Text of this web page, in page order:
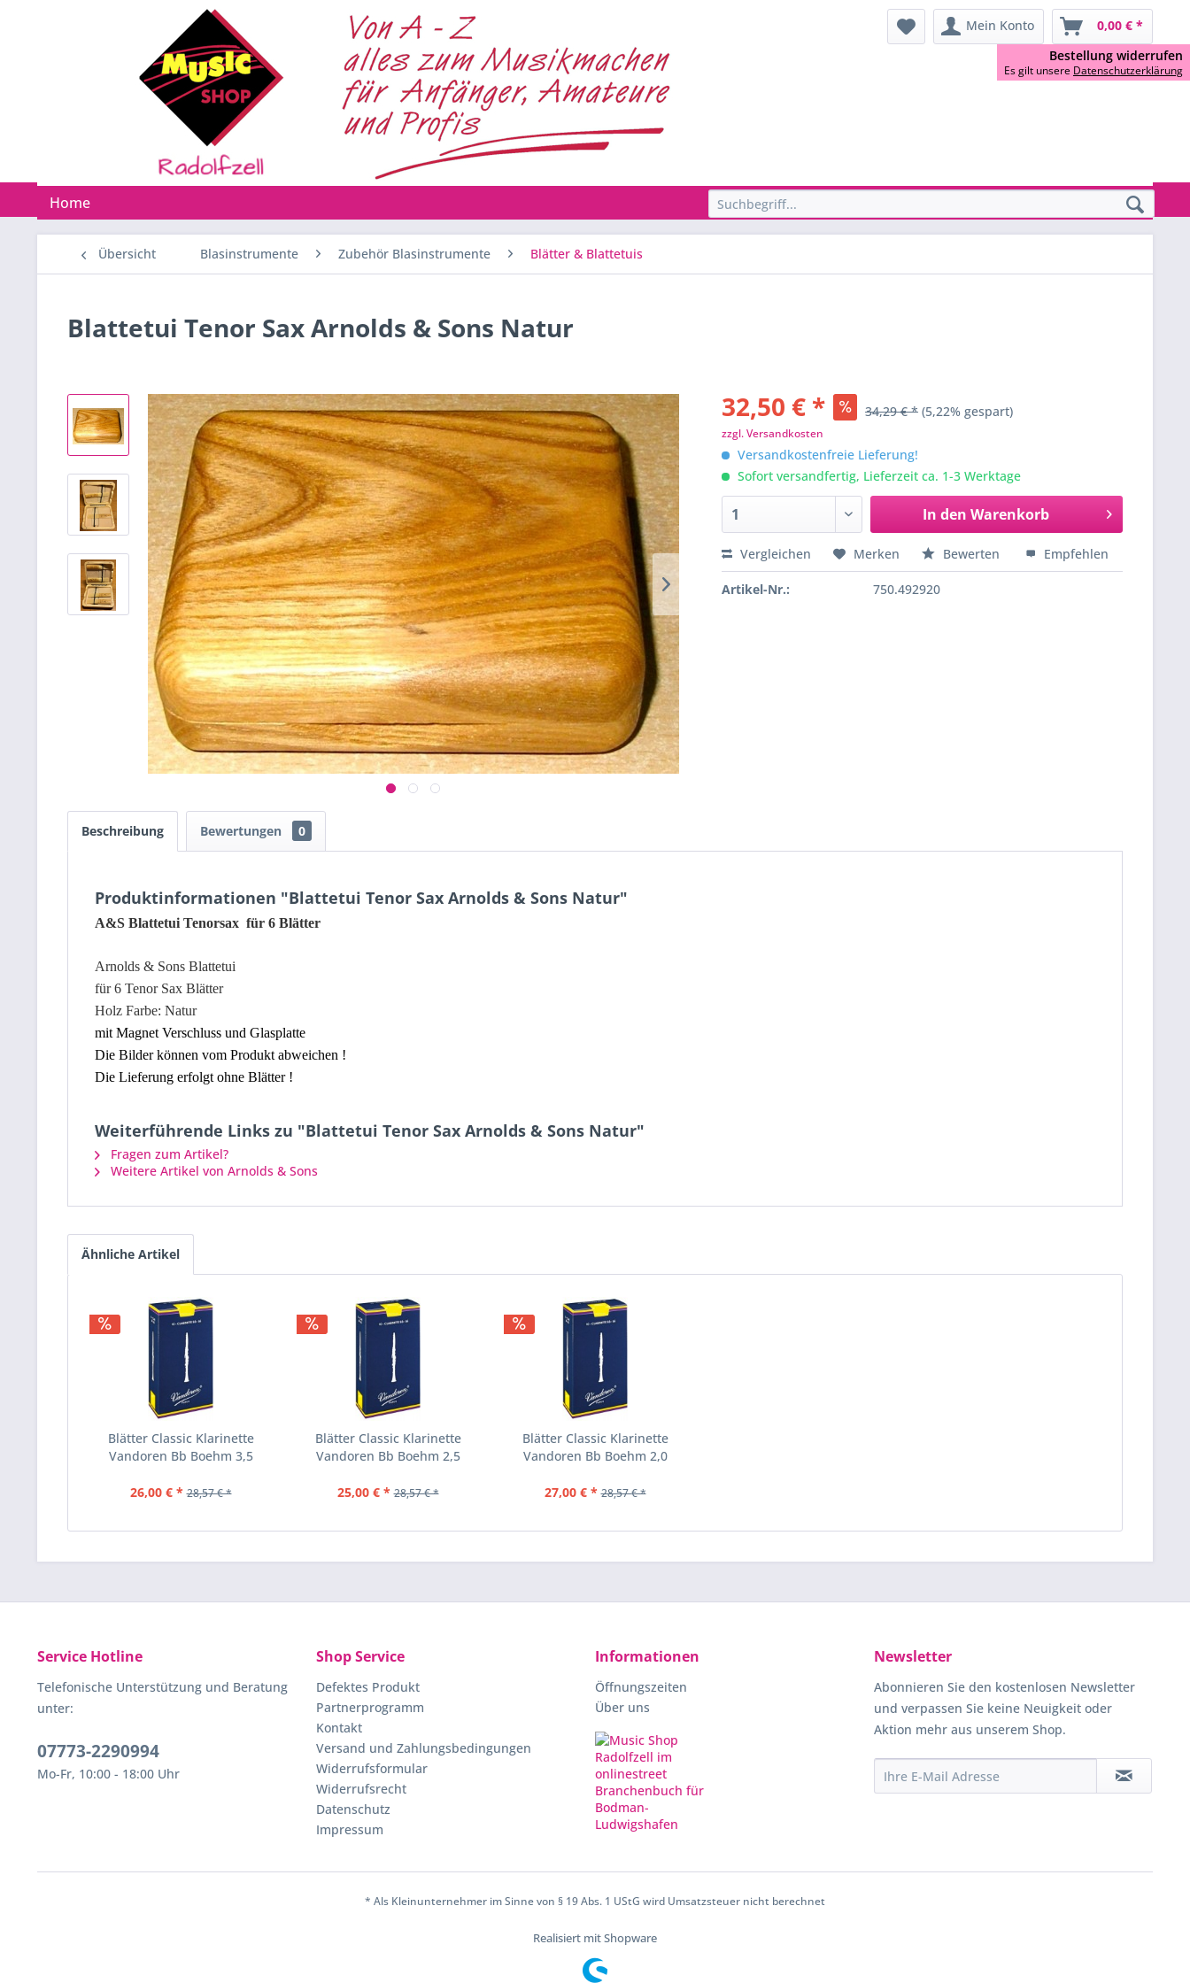
Mein Konto 0,00 € *
Home
Übersicht Blasinstrumente Zubehör Blasinstrumente Blätter & Blattetuis
Blattetui Tenor Sax Arnolds & Sons Natur
32,50 € * 34,29 € * (5,22% gespart)
zzgl. Versandkosten
Versandkostenfreie Lieferung!
Sofort versandfertig, Lieferzeit ca. 1-3 Werktage
In den Warenkorb
Vergleichen Merken Bewerten Empfehlen
Artikel-Nr.: 750.492920
Beschreibung Bewertungen 0
Produktinformationen "Blattetui Tenor Sax Arnolds & Sons Natur"
A&S Blattetui Tenorsax für 6 Blätter
Arnolds & Sons Blattetui
für 6 Tenor Sax Blätter
Holz Farbe: Natur
mit Magnet Verschluss und Glasplatte
Die Bilder können vom Produkt abweichen !
Die Lieferung erfolgt ohne Blätter !
Weiterführende Links zu "Blattetui Tenor Sax Arnolds & Sons Natur"
Fragen zum Artikel?
Weitere Artikel von Arnolds & Sons
Ähnliche Artikel
Blätter Classic Klarinette
Vandoren Bb Boehm 3,5
26,00 € * 28,57 € *
Blätter Classic Klarinette
Vandoren Bb Boehm 2,5
25,00 € * 28,57 € *
Blätter Classic Klarinette
Vandoren Bb Boehm 2,0
27,00 € * 28,57 € *
Service Hotline
Telefonische Unterstützung und Beratung
unter:
07773-2290994
Mo-Fr, 10:00 - 18:00 Uhr
Shop Service
Defektes Produkt
Partnerprogramm
Kontakt
Versand und Zahlungsbedingungen
Widerrufsformular
Widerrufsrecht
Datenschutz
Impressum
Informationen
Öffnungszeiten
Über uns
Newsletter
Abonnieren Sie den kostenlosen Newsletter
und verpassen Sie keine Neuigkeit oder
Aktion mehr aus unserem Shop.
* Als Kleinunternehmer im Sinne von § 19 Abs. 1 UStG wird Umsatzsteuer nicht berechnet
Realisiert mit Shopware
Bestellung widerrufen
Es gilt unsere Datenschutzerklärung